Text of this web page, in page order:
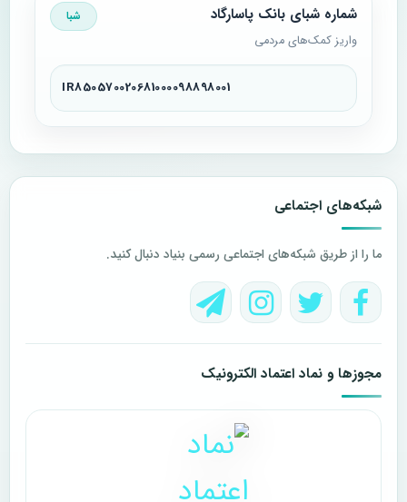
شماره شبای بانک پاسارگاد
واریز کمک‌های مردمی
شبا
IR850570020681000098898001
شبکه‌های اجتماعی
ما را از طریق شبکه‌های اجتماعی رسمی بنیاد دنبال کنید.
مجوزها و نماد اعتماد الکترونیک